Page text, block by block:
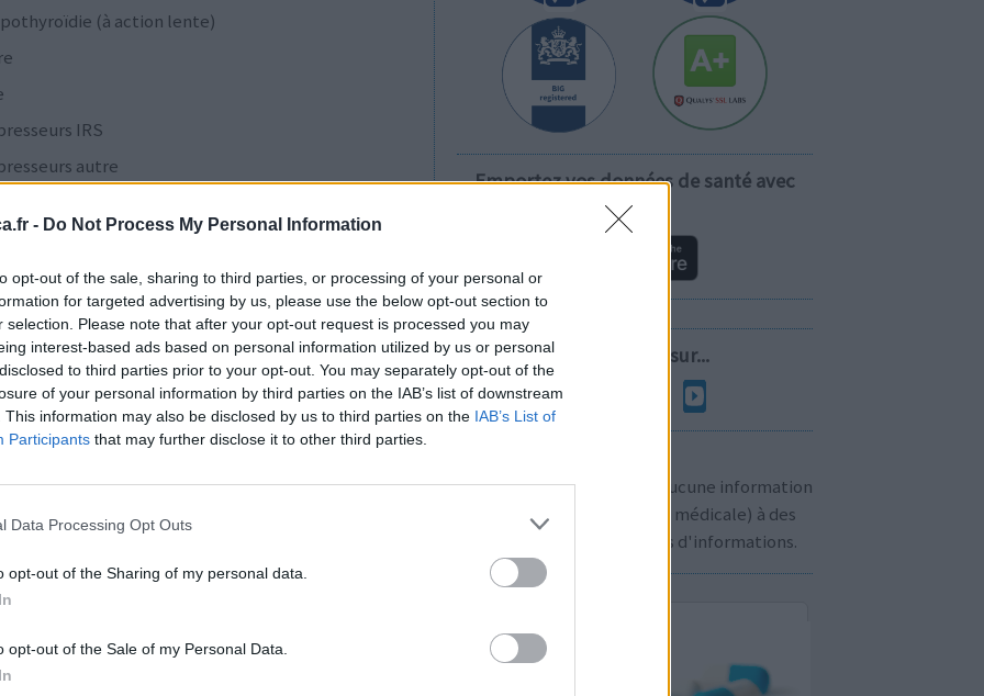
- Do Not Process My Personal Information
opt-out of the sale, sharing to third parties, or processing of your personal or
for targeted advertising by us, please use the below opt-out section to
selection. Please note that after your opt-out request is processed you may
interest-based ads based on personal information utilized by us or personal
to third parties prior to your opt-out. You may separately opt-out of the
of your personal information by third parties on the IAB’s list of downstream
This information may also be disclosed by us to third parties on the IAB’s List of
Participants that may further disclose it to other third parties.
Data Processing Opt Outs
opt-out of the Sharing of my personal data.
opt-out of the Sale of my Personal Data.
(à action lente)
IRS
autre
IRS
à large spectre
IRS
autre
antihormones
IRS
IRS
oraux
Emportez vos données de santé avec
vous!
Suivez-nous sur...
Nous ne communiquons aucune information
personnelle (prescription médicale) à des
pour plus d'informations.